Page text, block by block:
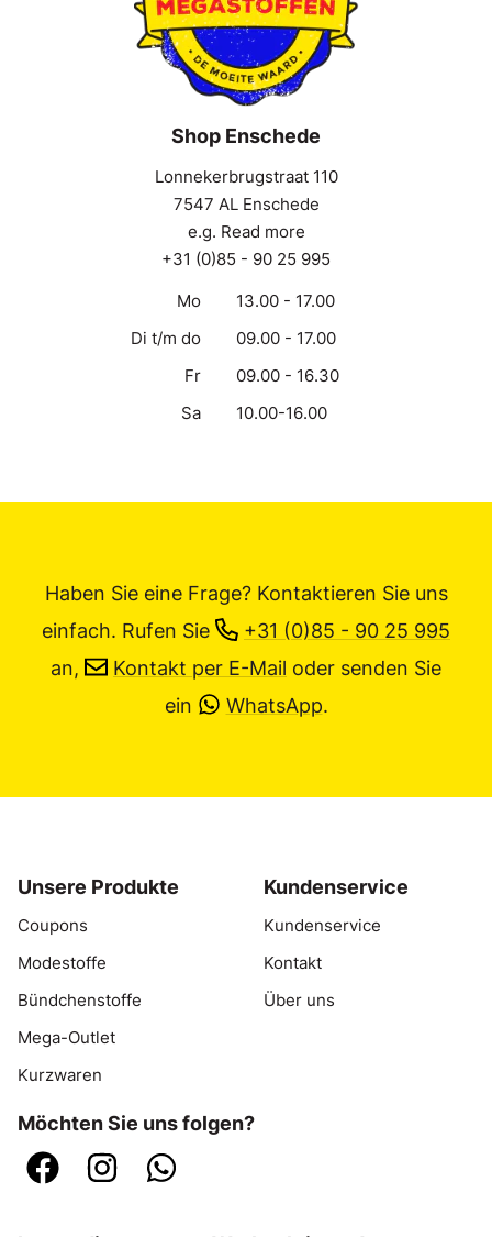
Shop Enschede
Lonnekerbrugstraat 110
7547 AL Enschede
e.g. Read more
+31 (0)85 - 90 25 995
Mo
13.00 - 17.00
Di t/m do
09.00 - 17.00
Fr
09.00 - 16.30
Sa
10.00-16.00
Haben Sie eine Frage? Kontaktieren Sie uns
einfach. Rufen Sie
+31 (0)85 - 90 25 995
an,
Kontakt per E-Mail oder senden Sie
ein
WhatsApp.
Unsere Produkte
Coupons
Modestoffe
Bündchenstoffe
Mega-Outlet
Kurzwaren
Kundenservice
Kundenservice
Kontakt
Über uns
Möchten Sie uns folgen?